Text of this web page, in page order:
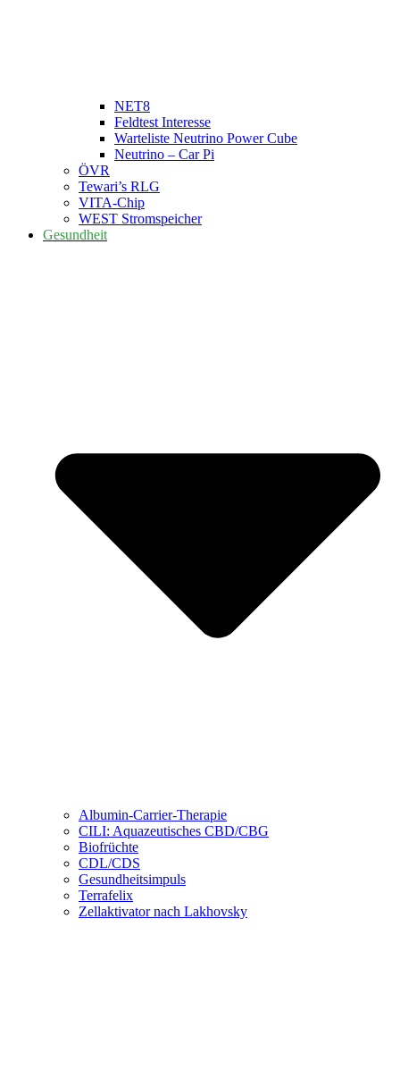
NET8
Feldtest Interesse
Warteliste Neutrino Power Cube
Neutrino – Car Pi
ÖVR
Tewari’s RLG
VITA-Chip
WEST Stromspeicher
Gesundheit
Albumin-Carrier-Therapie
CILI: Aquazeutisches CBD/CBG
Biofrüchte
CDL/CDS
Gesundheitsimpuls
Terrafelix
Zellaktivator nach Lakhovsky